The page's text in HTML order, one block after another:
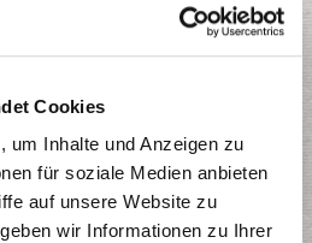
Cookies
um Inhalte und Anzeigen zu
für soziale Medien anbieten
auf unsere Website zu
wir Informationen zu Ihrer
- Abfallkalender - PDF - Wipperfürth